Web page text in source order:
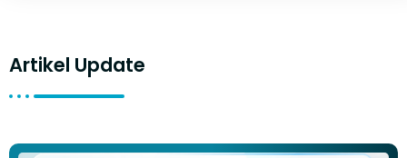
Artikel Update